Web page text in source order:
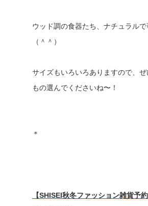
ウッド調の食器たち、ナチュラル
（＾＾）
サイズもいろいろありますので、ぜ
もの選んでくださいね〜！
＊
【SHISEI秋冬ファッション雑貨予